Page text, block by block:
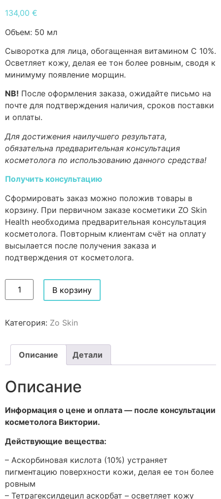
134,00 €
Объем: 50 мл
Сыворотка для лица, обогащенная витамином С 10%.
Осветляет кожу, делая ее тон более ровным, сводя к
минимуму появление морщин.
NB! После оформления заказа, ожидайте письмо на
почте для подтверждения наличия, сроков поставки
и оплаты.
Для достижения наилучшего результата,
обязательна предварительная консультация
косметолога по использованию данного средства!
Получить консультацию
Сформировать заказ можно положив товары в
корзину. При первичном заказе косметики ZO Skin
Health необходима предварительная консультация
косметолога. Повторным клиентам счёт на оплату
высылается после получения заказа и
подтверждения от косметолога.
В корзину
Категория: Zo Skin
Описание Детали
Описание
Информация о цене и оплата — после консультации
косметолога Виктории.
Действующие вещества:
– Аскорбиновая кислота (10%) устраняет
пигментацию поверхности кожи, делая ее тон более
ровным
– Тетрагексилдецил аскорбат – осветляет кожу